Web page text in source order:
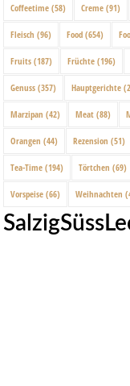
Coffeetime (58) Creme (91)
Fleisch (96) Food (654)
Fruits (187) Früchte (196)
Genuss (357) Hauptgerichte
Marzipan (42) Meat (88)
Orangen (44) Rezension (51)
Tea-Time (194) Törtchen (69)
Vorspeise (66) Weihnachten